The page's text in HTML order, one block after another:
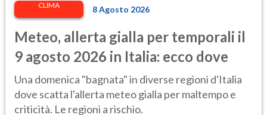
CLIMA 8 Agosto 2026
Meteo, allerta gialla per temporali il
9 agosto 2026 in Italia: ecco dove
Una domenica "bagnata" in diverse regioni d'Italia
dove scatta l'allerta meteo gialla per maltempo e
criticità. Le regioni a rischio.